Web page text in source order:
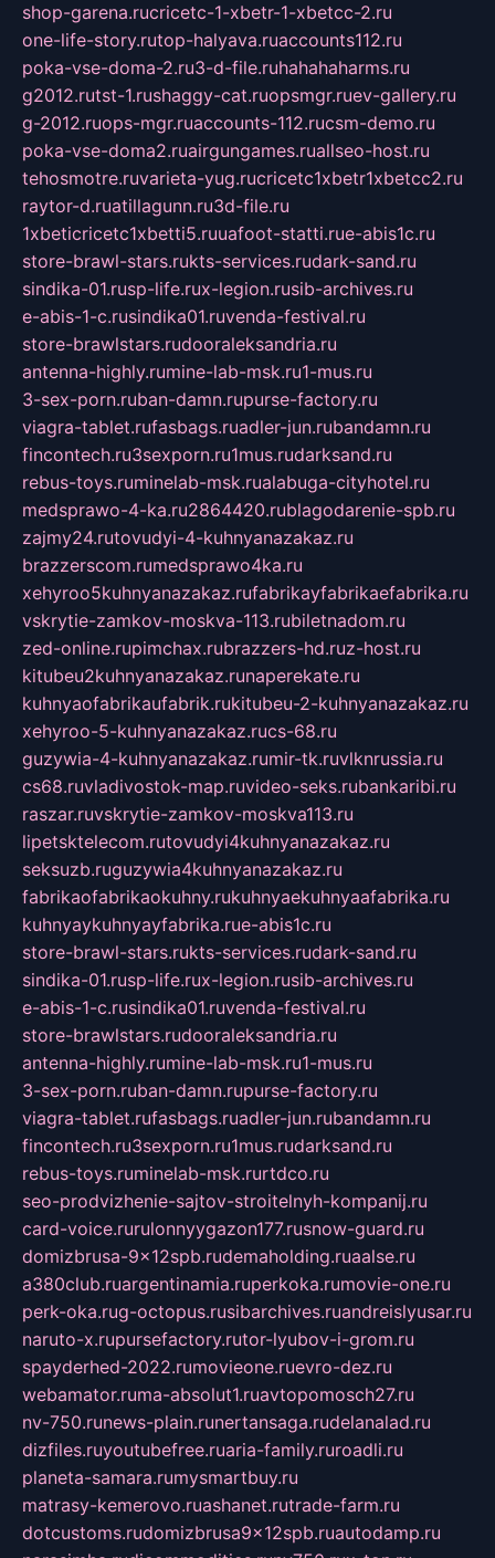
shop-garena.rucricetc-1-xbetr-1-xbetcc-2.ru
one-life-story.rutop-halyava.ruaccounts112.ru
poka-vse-doma-2.ru3-d-file.ruhahahaharms.ru
g2012.rutst-1.rushaggy-cat.ruopsmgr.ruev-gallery.ru
g-2012.ruops-mgr.ruaccounts-112.rucsm-demo.ru
poka-vse-doma2.ruairgungames.ruallseo-host.ru
tehosmotre.ruvarieta-yug.rucricetc1xbetr1xbetcc2.ru
raytor-d.ruatillagunn.ru3d-file.ru
1xbeticricetc1xbetti5.ruuafoot-statti.rue-abis1c.ru
store-brawl-stars.rukts-services.rudark-sand.ru
sindika-01.rusp-life.rux-legion.rusib-archives.ru
e-abis-1-c.rusindika01.ruvenda-festival.ru
store-brawlstars.rudooraleksandria.ru
antenna-highly.rumine-lab-msk.ru1-mus.ru
3-sex-porn.ruban-damn.rupurse-factory.ru
viagra-tablet.rufasbags.ruadler-jun.rubandamn.ru
fincontech.ru3sexporn.ru1mus.rudarksand.ru
rebus-toys.ruminelab-msk.rualabuga-cityhotel.ru
medsprawo-4-ka.ru2864420.rublagodarenie-spb.ru
zajmy24.rutovudyi-4-kuhnyanazakaz.ru
brazzerscom.rumedsprawo4ka.ru
xehyroo5kuhnyanazakaz.rufabrikayfabrikaefabrika.ru
vskrytie-zamkov-moskva-113.rubiletnadom.ru
zed-online.rupimchax.rubrazzers-hd.ruz-host.ru
kitubeu2kuhnyanazakaz.runaperekate.ru
kuhnyaofabrikaufabrik.rukitubeu-2-kuhnyanazakaz.ru
xehyroo-5-kuhnyanazakaz.rucs-68.ru
guzywia-4-kuhnyanazakaz.rumir-tk.ruvlknrussia.ru
cs68.ruvladivostok-map.ruvideo-seks.rubankaribi.ru
raszar.ruvskrytie-zamkov-moskva113.ru
lipetsktelecom.rutovudyi4kuhnyanazakaz.ru
seksuzb.ruguzywia4kuhnyanazakaz.ru
fabrikaofabrikaokuhny.rukuhnyaekuhnyaafabrika.ru
kuhnyaykuhnyayfabrika.rue-abis1c.ru
store-brawl-stars.rukts-services.rudark-sand.ru
sindika-01.rusp-life.rux-legion.rusib-archives.ru
e-abis-1-c.rusindika01.ruvenda-festival.ru
store-brawlstars.rudooraleksandria.ru
antenna-highly.rumine-lab-msk.ru1-mus.ru
3-sex-porn.ruban-damn.rupurse-factory.ru
viagra-tablet.rufasbags.ruadler-jun.rubandamn.ru
fincontech.ru3sexporn.ru1mus.rudarksand.ru
rebus-toys.ruminelab-msk.rurtdco.ru
seo-prodvizhenie-sajtov-stroitelnyh-kompanij.ru
card-voice.rurulonnyygazon177.rusnow-guard.ru
domizbrusa-9x12spb.rudemaholding.ruaalse.ru
a380club.ruargentinamia.ruperkoka.rumovie-one.ru
perk-oka.rug-octopus.rusibarchives.ruandreislyusar.ru
naruto-x.rupursefactory.rutor-lyubov-i-grom.ru
spayderhed-2022.rumovieone.ruevro-dez.ru
webamator.ruma-absolut1.ruavtopomosch27.ru
nv-750.runews-plain.runertansaga.rudelanalad.ru
dizfiles.ruyoutubefree.ruaria-family.ruroadli.ru
planeta-samara.rumysmartbuy.ru
matrasy-kemerovo.ruashanet.rutrade-farm.ru
dotcustoms.rudomizbrusa9x12spb.ruautodamp.ru